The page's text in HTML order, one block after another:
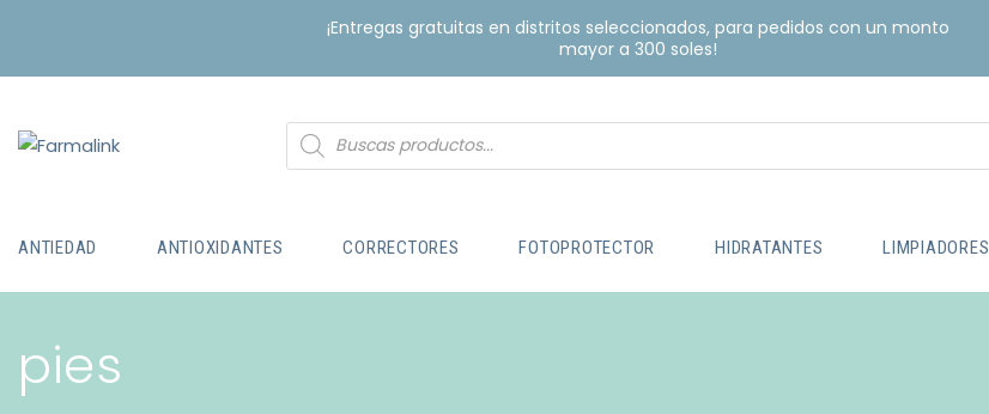
¡Entregas gratuitas en distritos seleccionados, para pedidos con un monto
mayor a 300 soles!
ANTIEDAD ANTIOXIDANTES CORRECTORES FOTOPROTECTOR HIDRATANTES LIMPIADORES
pies